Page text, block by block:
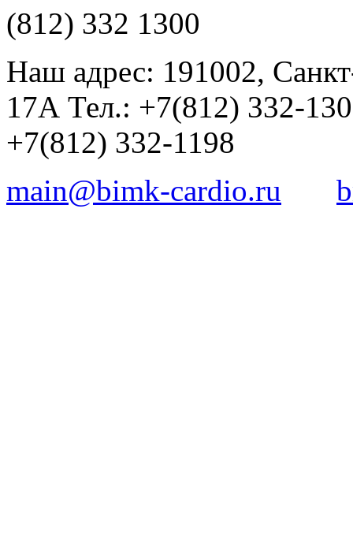
(812) 332 1300
Наш адрес: 191002,
17А Тел.: +7(812) 332-
+7(812) 332-1198
main@bimk-cardio.ru